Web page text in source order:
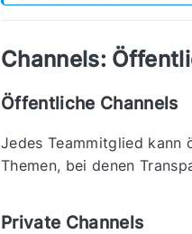
Channels:
Öffentliche Channels
Jedes Teammitglied kann
Themen, bei denen
Private Channels